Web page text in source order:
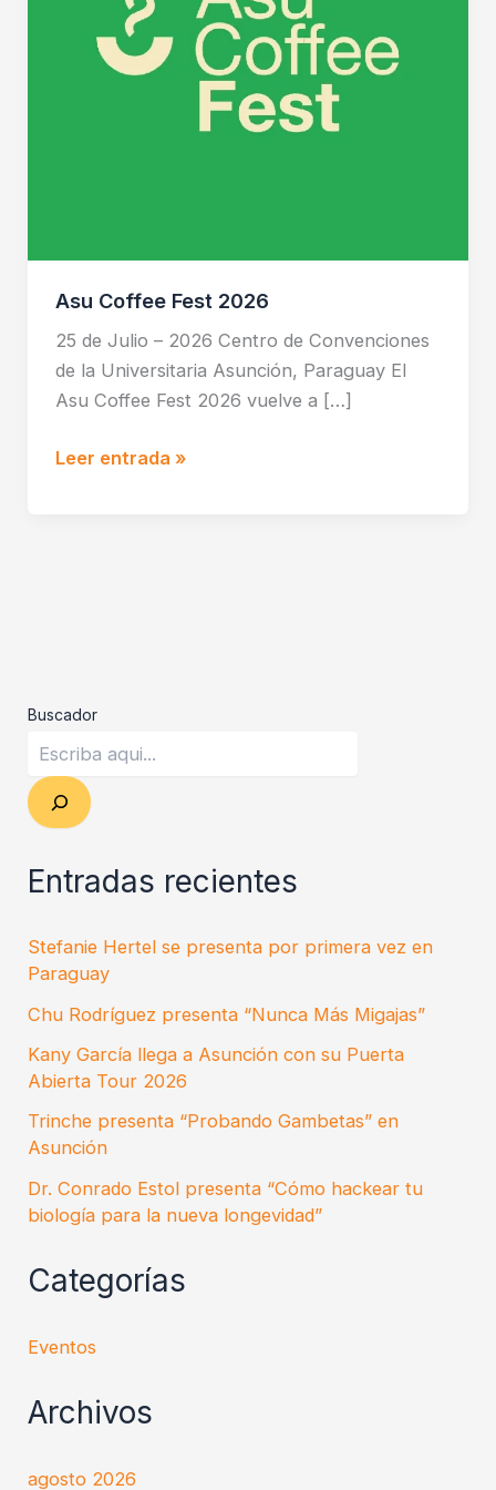
Asu Coffee Fest 2026
25 de Julio – 2026 Centro de Convenciones
de la Universitaria Asunción, Paraguay El
Asu Coffee Fest 2026 vuelve a […]
Leer entrada »
Buscador
Entradas recientes
Stefanie Hertel se presenta por primera vez en
Paraguay
Chu Rodríguez presenta “Nunca Más Migajas”
Kany García llega a Asunción con su Puerta
Abierta Tour 2026
Trinche presenta “Probando Gambetas” en
Asunción
Dr. Conrado Estol presenta “Cómo hackear tu
biología para la nueva longevidad”
Categorías
Eventos
Archivos
agosto 2026